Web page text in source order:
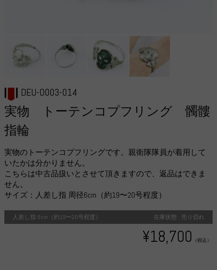
DEU-O003-014
実物 トーテンコプフリング 髑髏
指輪
実物のトーテンコプフリングです。親衛隊隊員が着用して
いたかは分かりません。
こちらは中古品扱いとさせて頂きますので、返品はできま
せん。
サイズ：人差し指 周径6cm（約19〜20号程度）
人差し指 6cm（約19〜20号程度） 在庫状態 : 売り切れ
¥18,700 （税込）